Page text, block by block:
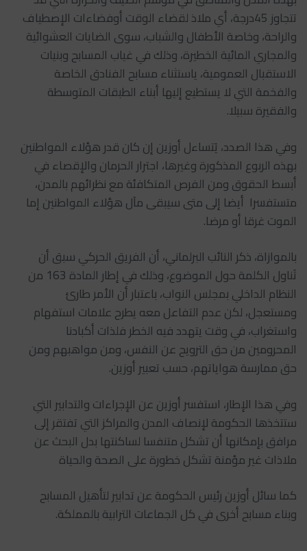
تتجاوز 45درجة، أي ملاذ لقضاء الوقت أوفضاءات الإصطياف
والراحة، وخاصة الأطفال والشباب، سوى الضايات العشوائية
والمجاري المائية الخطيرة، وذلك في غياب المسابح وبنيات
الاستقبال العمومية، ياستثناء مسابح الفنادق الخاصة
والفخمة التي لا يستطيع إليها أبناء الطبقات المتوسطة
والفقيرة سبيلا.
وفي هذا الصدد، يَتساءل أوزين إن كان قدر هؤلاء المواطنين
بهذه الربوع المذكورة وغيرها، اجترار الحرمان والإقصاء في
أبسط الحقوق ومن الفرص المتكافئة مع نظرائهم بالمدن،
متستفسرا أيضا إلى متى سيبقى مآل هؤلاء المواطنين إما
الموت غرقا أو مرضا.
بالموازاة، ذكر النائب البرلماني، أن الفريق الحركي سبق أن
تَناول الكلمة حول الموضوع، وذلك في إطار المادة 163 من
النظام الداخلي بمجلس النواب، باعتبار أن الأمر طارئ
ومستعجل، لكن عدم التفاعل معه يطرح علامات استفهام
واستغراب، في وقت يتهدد فيه الخطر فلذات أكبادنا
المحرومين من حق الترويح عن النفس، ومن مواهبهم ومن
حق ممارسة هواياتهم، حسب تعبير أوزين.
وفي هذا الإطار، استفسر أوزين عن الإجراءات والتدابير التي
ستتخذها الحكومة لإنصاف المدن والمراكز التي تفتقر إلى
مرافق بإمكانها أن تشكل متنفسا لساكنتها بدل البحث عن
ملاذات غير مؤمنة تشكل خطورة على الصحة والحياة
كما سائل أوزين رئيس الحكومة عن تدابير لتأهيل المسابح
وبناء مسابح أخرى في كل الجماعات الترابية بالمملكة.